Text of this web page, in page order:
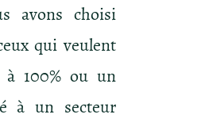
avons choisi
qui veulent
100% ou un
à un secteur